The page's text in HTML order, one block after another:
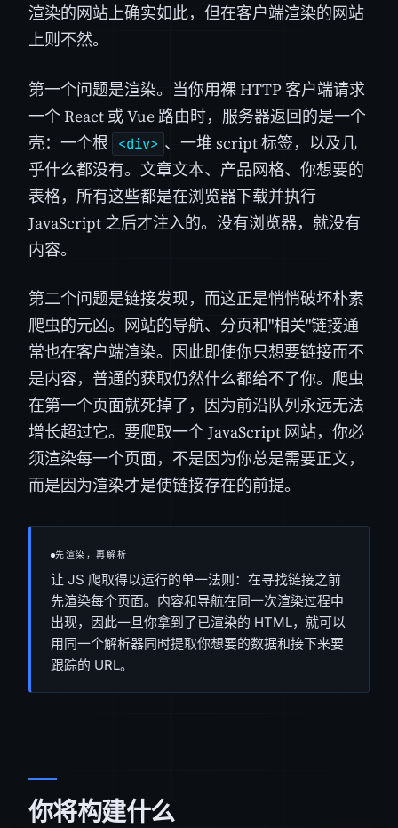
渲染的网站上确实如此，但在客户端渲染的网站
上则不然。
第一个问题是渲染。当你用裸 HTTP 客户端请求
一个 React 或 Vue 路由时，服务器返回的是一个
壳：一个根
<div> 、一堆 script 标签，以及几
乎什么都没有。文章文本、产品网格、你想要的
表格，所有这些都是在浏览器下载并执行
JavaScript 之后才注入的。没有浏览器，就没有
内容。
第二个问题是链接发现，而这正是悄悄破坏朴素
爬虫的元凶。网站的导航、分页和"相关"链接通
常也在客户端渲染。因此即使你只想要链接而不
是内容，普通的获取仍然什么都给不了你。爬虫
在第一个页面就死掉了，因为前沿队列永远无法
增长超过它。要爬取一个 JavaScript 网站，你必
须渲染每一个页面，不是因为你总是需要正文，
而是因为渲染才是使链接存在的前提。
先渲染，再解析
让 JS 爬取得以运行的单一法则：在寻找链接之前
先渲染每个页面。内容和导航在同一次渲染过程中
出现，因此一旦你拿到了已渲染的 HTML，就可以
用同一个解析器同时提取你想要的数据和接下来要
跟踪的 URL。
你将构建什么